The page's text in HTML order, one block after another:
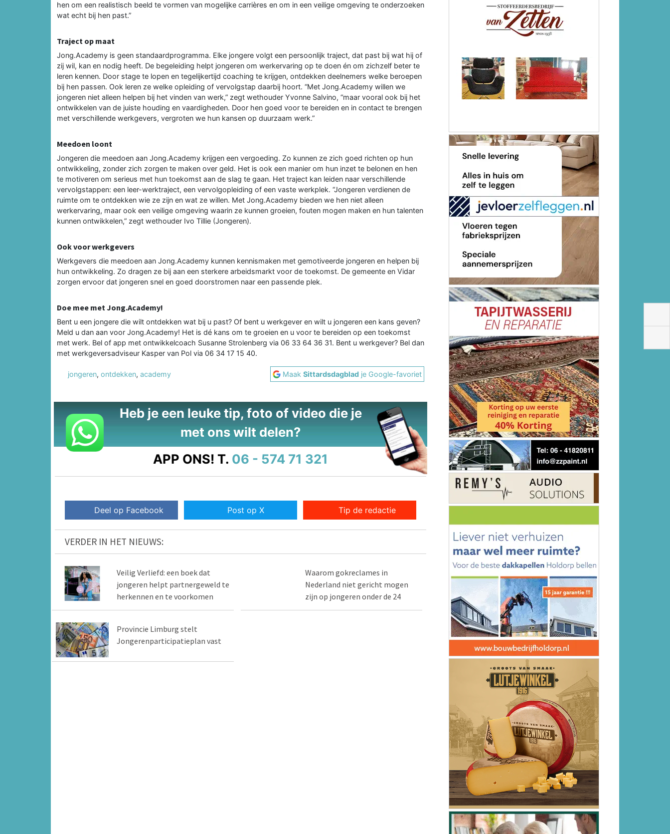
hen om een realistisch beeld te vormen van mogelijke carrières en om in een veilige omgeving te onderzoeken
wat echt bij hen past.”
Traject op maat
Jong.Academy is geen standaardprogramma. Elke jongere volgt een persoonlijk traject, dat past bij wat hij of
zij wil, kan en nodig heeft. De begeleiding helpt jongeren om werkervaring op te doen én om zichzelf beter te
leren kennen. Door stage te lopen en tegelijkertijd coaching te krijgen, ontdekken deelnemers welke beroepen
bij hen passen. Ook leren ze welke opleiding of vervolgstap daarbij hoort. “Met Jong.Academy willen we
jongeren niet alleen helpen bij het vinden van werk,” zegt wethouder Yvonne Salvino, “maar vooral ook bij het
ontwikkelen van de juiste houding en vaardigheden. Door hen goed voor te bereiden en in contact te brengen
met verschillende werkgevers, vergroten we hun kansen op duurzaam werk.”
Meedoen loont
Jongeren die meedoen aan Jong.Academy krijgen een vergoeding. Zo kunnen ze zich goed richten op hun
ontwikkeling, zonder zich zorgen te maken over geld. Het is ook een manier om hun inzet te belonen en hen
te motiveren om serieus met hun toekomst aan de slag te gaan. Het traject kan leiden naar verschillende
vervolgstappen: een leer-werktraject, een vervolgopleiding of een vaste werkplek. “Jongeren verdienen de
ruimte om te ontdekken wie ze zijn en wat ze willen. Met Jong.Academy bieden we hen niet alleen
werkervaring, maar ook een veilige omgeving waarin ze kunnen groeien, fouten mogen maken en hun talenten
kunnen ontwikkelen,” zegt wethouder Ivo Tillie (Jongeren).
Ook voor werkgevers
Werkgevers die meedoen aan Jong.Academy kunnen kennismaken met gemotiveerde jongeren en helpen bij
hun ontwikkeling. Zo dragen ze bij aan een sterkere arbeidsmarkt voor de toekomst. De gemeente en Vidar
zorgen ervoor dat jongeren snel en goed doorstromen naar een passende plek.
Doe mee met Jong.Academy!
Bent u een jongere die wilt ontdekken wat bij u past? Of bent u werkgever en wilt u jongeren een kans geven?
Meld u dan aan voor Jong.Academy! Het is dé kans om te groeien en u voor te bereiden op een toekomst
met werk. Bel of app met ontwikkelcoach Susanne Strolenberg via 06 33 64 36 31. Bent u werkgever? Bel dan
met werkgeversadviseur Kasper van Pol via 06 34 17 15 40.
jongeren, ontdekken, academy MaakSittardsdagblad je Google-favoriet
Heb je een leuke tip, foto of video die je
met ons wilt delen?
APP ONS! T. 06 - 574 71 321
Deel op Facebook Post op X Tip de redactie
VERDER IN HET NIEUWS:
Veilig Verliefd: een boek dat
jongeren helpt partnergeweld te
herkennen en te voorkomen
Waarom gokreclames in
Nederland niet gericht mogen
zijn op jongeren onder de 24
Provincie Limburg stelt
Jongerenparticipatieplan vast